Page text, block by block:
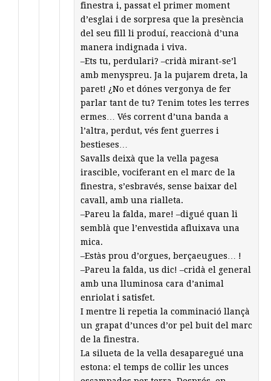
finestra i, passat el primer moment
d’esglai i de sorpresa que la presència
del seu fill li produí, reaccionà d’una
manera indignada i viva.
–Ets tu, perdulari? –cridà mirant-se’l
amb menyspreu. Ja la pujarem dreta, la
paret! ¿No et dónes vergonya de fer
parlar tant de tu? Tenim totes les terres
ermes… Vés corrent d’una banda a
l’altra, perdut, vés fent guerres i
bestieses…
Savalls deixà que la vella pagesa
irascible, vociferant en el marc de la
finestra, s’esbravés, sense baixar del
cavall, amb una rialleta.
–Pareu la falda, mare! –digué quan li
semblà que l’envestida afluixava una
mica.
–Estàs prou d’orgues, berçaeugues… !
–Pareu la falda, us dic! –cridà el general
amb una lluminosa cara d’animal
enriolat i satisfet.
I mentre li repetia la comminació llançà
un grapat d’unces d’or pel buit del marc
de la finestra.
La silueta de la vella desaparegué una
estona: el temps de collir les unces